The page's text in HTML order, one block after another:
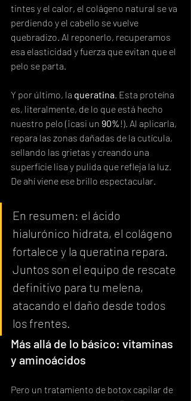
tintes y el calor, el colágeno natural se va
perdiendo y el cabello se vuelve
quebradizo. Al reponerlo, recuperamos
esa elasticidad y fuerza que evitan que el
pelo se parta.
Y por último, la queratina . Esta proteína
es, literalmente, de lo que está hecho
nuestro pelo (¡casi un 90% !). Al aplicarla,
repara las zonas dañadas de la cutícula,
sellando las grietas y creando una
superficie lisa y pulida que refleja la luz.
De ahí viene ese brillo espectacular.
En resumen: el ácido
hialurónico hidrata, el colágeno
fortalece y la queratina repara.
Juntos son el equipo de rescate
definitivo para tu melena,
atacando el daño desde todos
los frentes.
Más allá de lo básico: vitaminas
y aminoácidos
Pero un tratamiento de botox capilar de